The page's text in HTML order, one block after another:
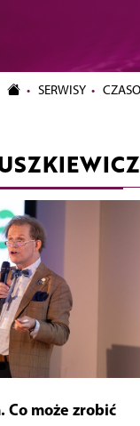
SERWISY
może zrobić